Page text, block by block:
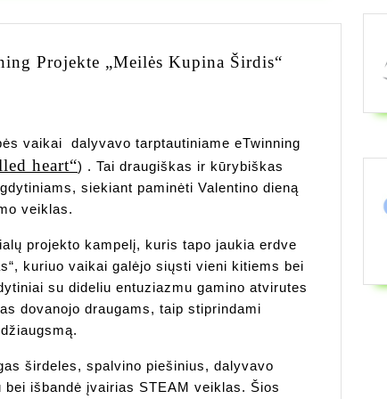
Projekte „Meilės Kupina Širdis“
„Meilės
Širdis“
vaikai dalyvavo tarptautiniame eTwinning
heart“) . Tai draugiškas ir kūrybiškas
siekiant paminėti Valentino dieną
veiklas.
projekto kampelį, kuris tapo jaukia erdve
kuriuo vaikai galėjo siųsti vieni kitiems bei
su dideliu entuziazmu gamino atvirutes
dovanojo draugams, taip stiprindami
širdeles, spalvino piešinius, dalyvavo
išbandė įvairias STEAM veiklas. Šios